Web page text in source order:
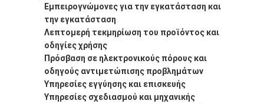
Εμπειρογνώμονες για την εγκατάσταση και
την εγκατάσταση
Λεπτομερή τεκμηρίωση του προϊόντος και
οδηγίες χρήσης
Πρόσβαση σε ηλεκτρονικούς πόρους και
οδηγούς αντιμετώπισης προβλημάτων
Υπηρεσίες εγγύησης και επισκευής
Υπηρεσίες σχεδιασμού και μηχανικής